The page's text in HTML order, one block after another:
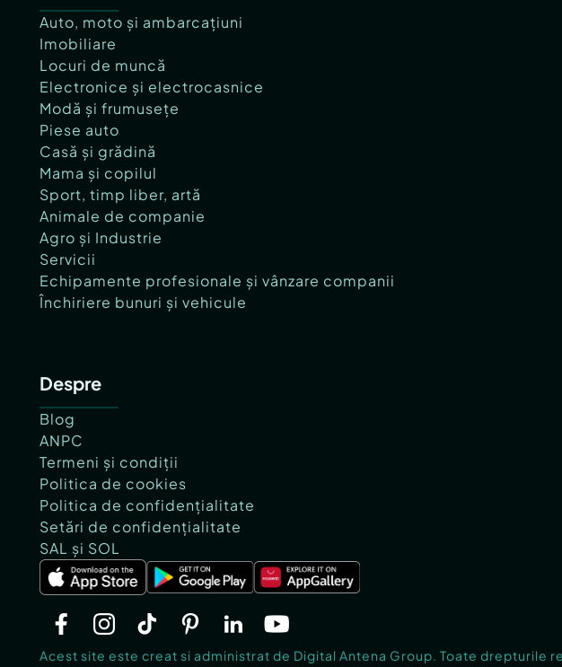
Auto, moto și ambarcațiuni
Imobiliare
Locuri de muncă
Electronice și electrocasnice
Modă și frumusețe
Piese auto
Casă și grădină
Mama și copilul
Sport, timp liber, artă
Animale de companie
Agro și Industrie
Servicii
Echipamente profesionale și vânzare companii
Închiriere bunuri și vehicule
Despre
Blog
ANPC
Termeni și condiții
Politica de cookies
Politica de confidențialitate
Setări de confidențialitate
SAL și SOL
Acest site este creat si administrat de Digital Antena Group. Toate drepturile